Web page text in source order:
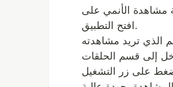
افتح التطبيق.